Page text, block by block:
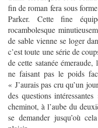
fin de roman fera sous
Parker. Cette fine
rocambolesque
de sable vienne se loger
c’est toute une série de
de cette satanée
ne faisant pas le poids
« J’aurais pas cru qu’un
des questions
cheminot, à l’aube du
se demander jusqu’où